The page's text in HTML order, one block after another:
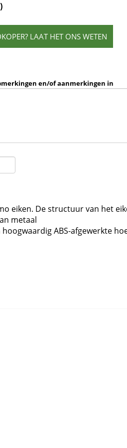
LAAT HET ONS WETEN
en/of aanmerkingen in
eiken. De structuur van het
metaal
ABS-afgewerkte